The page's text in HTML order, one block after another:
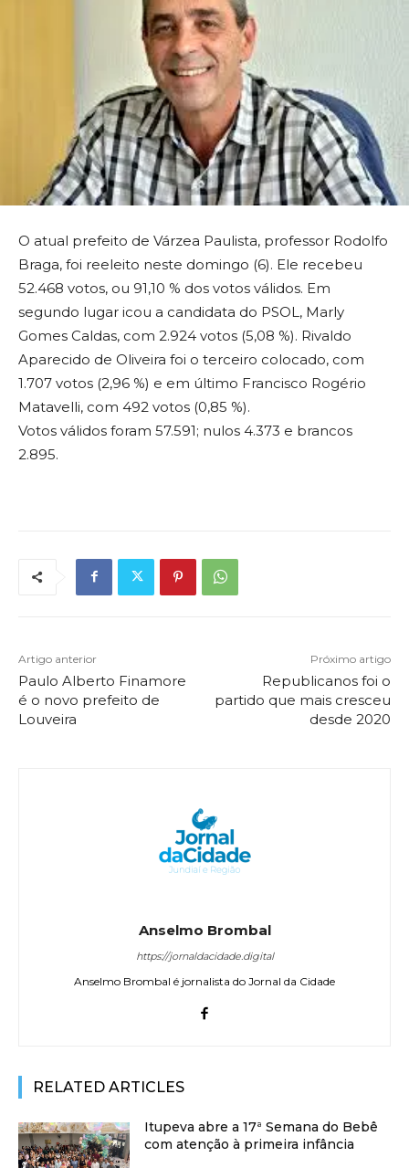
O atual prefeito de Várzea Paulista, professor Rodolfo
Braga, foi reeleito neste domingo (6). Ele recebeu
52.468 votos, ou 91,10 % dos votos válidos. Em
segundo lugar icou a candidata do PSOL, Marly
Gomes Caldas, com 2.924 votos (5,08 %). Rivaldo
Aparecido de Oliveira foi o terceiro colocado, com
1.707 votos (2,96 %) e em último Francisco Rogério
Matavelli, com 492 votos (0,85 %).
Votos válidos foram 57.591; nulos 4.373 e brancos
2.895.
Artigo anterior
Paulo Alberto Finamore
é o novo prefeito de
Louveira
Próximo artigo
Republicanos foi o
partido que mais cresceu
desde 2020
Anselmo Brombal
https://jornaldacidade.digital
Anselmo Brombal é jornalista do Jornal da Cidade
RELATED ARTICLES
Itupeva abre a 17ª Semana do Bebê
com atenção à primeira infância